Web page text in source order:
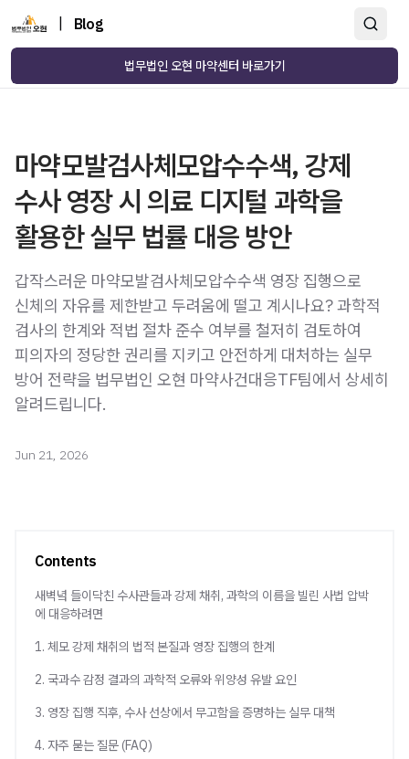
Blog
법무법인 오현 마약센터 바로가기
마약모발검사체모압수수색, 강제
수사 영장 시 의료 디지털 과학을
활용한 실무 법률 대응 방안
갑작스러운 마약모발검사체모압수수색 영장 집행으로
신체의 자유를 제한받고 두려움에 떨고 계시나요? 과학적
검사의 한계와 적법 절차 준수 여부를 철저히 검토하여
피의자의 정당한 권리를 지키고 안전하게 대처하는 실무
방어 전략을 법무법인 오현 마약사건대응TF팀에서 상세히
알려드립니다.
Jun 21, 2026
Contents
새벽녘 들이닥친 수사관들과 강제 채취, 과학의 이름을 빌린 사법 압박
에 대응하려면
1. 체모 강제 채취의 법적 본질과 영장 집행의 한계
2. 국과수 감정 결과의 과학적 오류와 위양성 유발 요인
3. 영장 집행 직후, 수사 선상에서 무고함을 증명하는 실무 대책
4. 자주 묻는 질문 (FAQ)